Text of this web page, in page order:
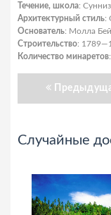
Течение, школа:
Архитектурный стиль:
Основатель: Молла Бей
Строительство:
Количество минаретов
Случайные